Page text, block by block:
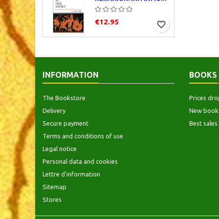
€12.95 favorite_border
INFORMATION
The Bookstore
Delivery
Secure payment
Terms and conditions of use
Legal notice
Personal data and cookies
Lettre d'information
Sitemap
Stores
BOOKS
Prices
New
Best sales